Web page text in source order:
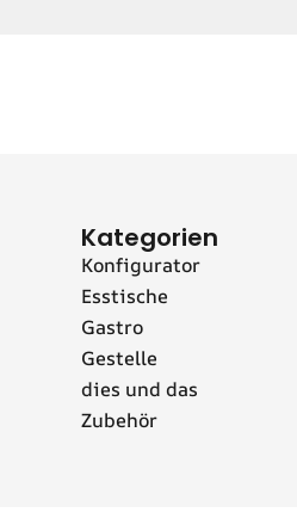
Kategorien
Konfigurator
Esstische
Gastro
Gestelle
dies und das
Zubehör